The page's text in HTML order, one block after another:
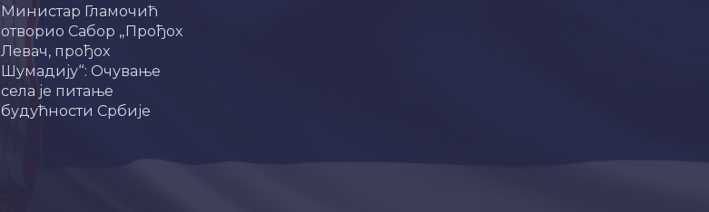
Министар Гламочић
отворио Сабор „Прођох
Левач, прођох
Шумадију“: Очување
села је питање
будућности Србије